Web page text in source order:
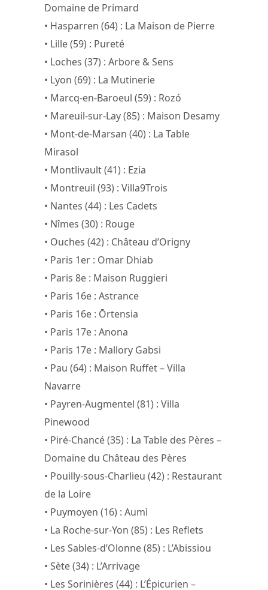
Domaine de Primard
• Hasparren (64) : La Maison de Pierre
• Lille (59) : Pureté
• Loches (37) : Arbore & Sens
• Lyon (69) : La Mutinerie
• Marcq-en-Baroeul (59) : Rozó
• Mareuil-sur-Lay (85) : Maison Desamy
• Mont-de-Marsan (40) : La Table
Mirasol
• Montlivault (41) : Ezia
• Montreuil (93) : Villa9Trois
• Nantes (44) : Les Cadets
• Nîmes (30) : Rouge
• Ouches (42) : Château d’Origny
• Paris 1er : Omar Dhiab
• Paris 8e : Maison Ruggieri
• Paris 16e : Astrance
• Paris 16e : Ōrtensia
• Paris 17e : Anona
• Paris 17e : Mallory Gabsi
• Pau (64) : Maison Ruffet – Villa
Navarre
• Payren-Augmentel (81) : Villa
Pinewood
• Piré-Chancé (35) : La Table des Pères –
Domaine du Château des Pères
• Pouilly-sous-Charlieu (42) : Restaurant
de la Loire
• Puymoyen (16) : Aumì
• La Roche-sur-Yon (85) : Les Reflets
• Les Sables-d’Olonne (85) : L’Abissiou
• Sète (34) : L’Arrivage
• Les Sorinières (44) : L’Épicurien –